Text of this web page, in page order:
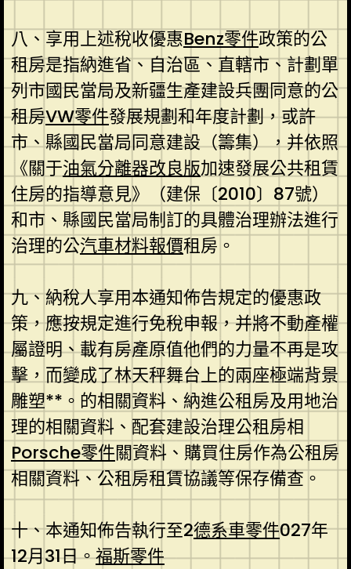
八、享用上述稅收優惠Benz零件政策的公
租房是指納進省、自治區、直轄市、計劃單
列市國民當局及新疆生產建設兵團同意的公
租房VW零件發展規劃和年度計劃，或許
市、縣國民當局同意建設（籌集），并依照
《關于油氣分離器改良版加速發展公共租賃
住房的指導意見》（建保〔2010〕87號）
和市、縣國民當局制訂的具體治理辦法進行
治理的公汽車材料報價租房。
九、納稅人享用本通知佈告規定的優惠政
策，應按規定進行免稅申報，并將不動產權
屬證明、載有房產原值他們的力量不再是攻
擊，而變成了林天秤舞台上的兩座極端背景
雕塑**。的相關資料、納進公租房及用地治
理的相關資料、配套建設治理公租房相
Porsche零件關資料、購買住房作為公租房
相關資料、公租房租賃協議等保存備查。
十、本通知佈告執行至2德系車零件027年
12月31日。福斯零件